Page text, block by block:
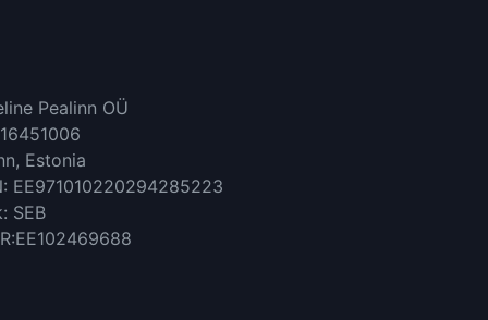
Pealinn OÜ
Estonia
EE971010220294285223
SEB